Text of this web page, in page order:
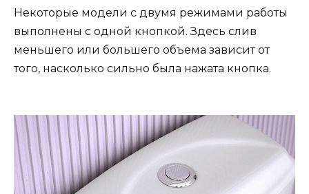
Некоторые модели с двумя режимами работы
выполнены с одной кнопкой. Здесь слив
меньшего или большего объема зависит от
того, насколько сильно была нажата кнопка.